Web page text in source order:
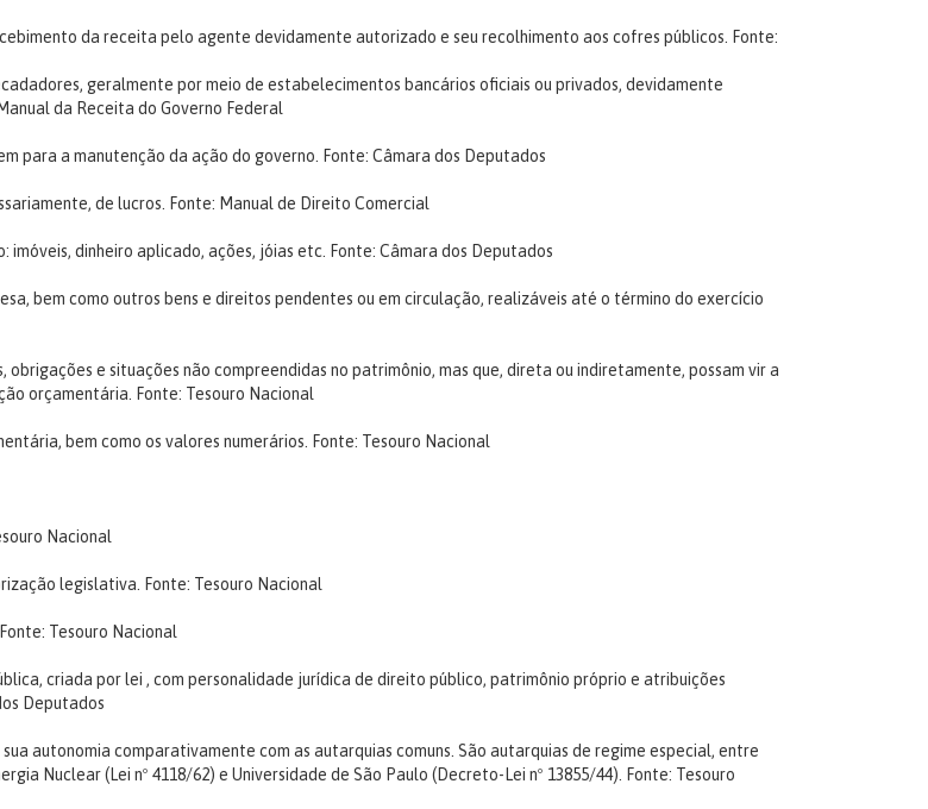
da receita pelo agente devidamente autorizado e seu recolhimento aos cofres públicos.
Fonte:
geralmente por meio de estabelecimentos bancários oficiais ou privados, devidamente
da Receita do Governo Federal
para a manutenção da ação do governo.
Fonte: Câmara dos Deputados
de lucros.
Fonte: Manual de Direito Comercial
imóveis, dinheiro aplicado, ações, jóias etc. Fonte: Câmara dos Deputados
bem como outros bens e direitos pendentes ou em circulação, realizáveis até o término do exercício
e situações não compreendidas no patrimônio, mas que, direta ou indiretamente, possam vir a
orçamentária.
Fonte: Tesouro Nacional
bem como os valores numerários.
Fonte: Tesouro Nacional
Nacional
legislativa.
Fonte: Tesouro Nacional
Fonte: Tesouro Nacional
criada por lei , com personalidade jurídica de direito público, patrimônio próprio e atribuições
Deputados
autonomia comparativamente com as autarquias comuns. São autarquias de regime especial, entre
Nuclear (Lei nº 4118/62) e Universidade de São Paulo (Decreto-Lei nº 13855/44).
Fonte: Tesouro